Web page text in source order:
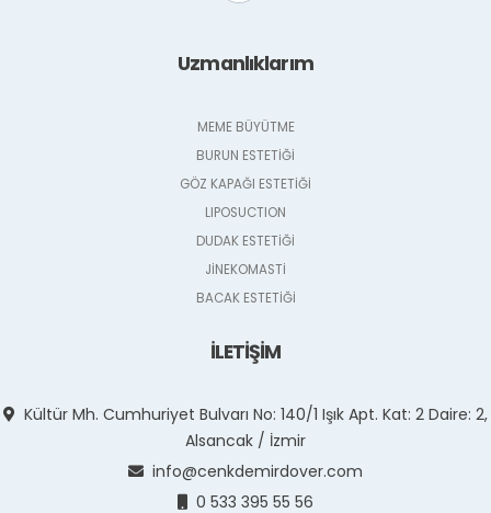
Uzmanlıklarım
MEME BÜYÜTME
BURUN ESTETİĞİ
GÖZ KAPAĞI ESTETİĞİ
LIPOSUCTION
DUDAK ESTETİĞİ
JİNEKOMASTİ
BACAK ESTETİĞİ
İLETİŞİM
Kültür Mh. Cumhuriyet Bulvarı No: 140/1 Işık Apt. Kat: 2 Daire: 2,
Alsancak / İzmir
info@cenkdemirdover.com
0 533 395 55 56